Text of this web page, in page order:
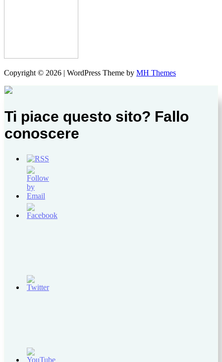
Copyright © 2026 | WordPress Theme by MH Themes
Ti piace questo sito? Fallo
conoscere